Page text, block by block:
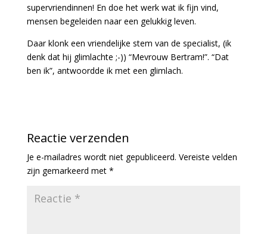
supervriendinnen! En doe het werk wat ik fijn vind,
mensen begeleiden naar een gelukkig leven.
Daar klonk een vriendelijke stem van de specialist, (ik
denk dat hij glimlachte ;-)) “Mevrouw Bertram!”. “Dat
ben ik”, antwoordde ik met een glimlach.
Reactie verzenden
Je e-mailadres wordt niet gepubliceerd. Vereiste velden
zijn gemarkeerd met *